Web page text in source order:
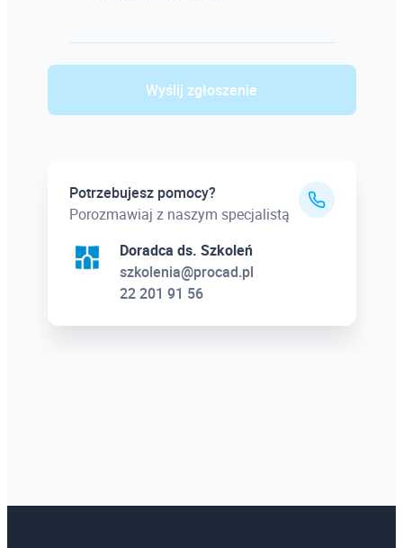
Wyślij zgłoszenie
Potrzebujesz pomocy?
Porozmawiaj z naszym specjalistą
Doradca ds. Szkoleń
szkolenia@procad.pl
22 201 91 56